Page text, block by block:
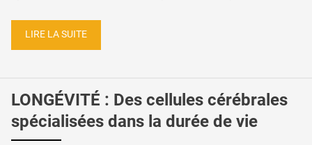
LIRE LA SUITE
LONGÉVITÉ : Des cellules cérébrales
spécialisées dans la durée de vie